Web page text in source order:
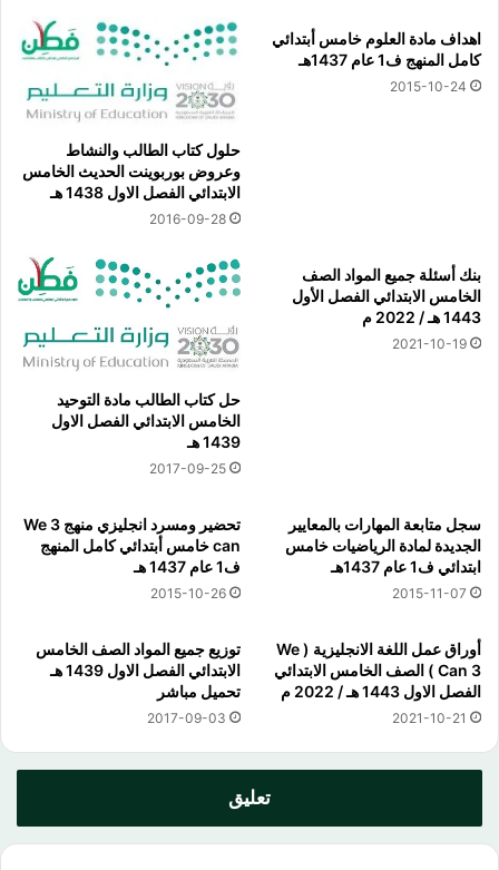
اهداف مادة العلوم خامس أبتدائي
كامل المنهج ف1 عام 1437هـ
2015-10-24
حلول كتاب الطالب والنشاط
وعروض بوربوينت الحديث الخامس
الابتدائي الفصل الاول 1438 هـ
2016-09-28
بنك أسئلة جميع المواد الصف
الخامس الابتدائي الفصل الأول
1443 هـ / 2022 م
2021-10-19
حل كتاب الطالب مادة التوحيد
الخامس الابتدائي الفصل الاول
1439 هـ
2017-09-25
سجل متابعة المهارات بالمعايير
الجديدة لمادة الرياضيات خامس
ابتدائي ف1 عام 1437هـ
2015-11-07
تحضير ومسرد انجليزي منهج 3 We
can خامس أبتدائي كامل المنهج
ف1 عام 1437 هـ
2015-10-26
أوراق عمل اللغة الانجليزية ( We
Can 3 ) الصف الخامس الابتدائي
الفصل الاول 1443 هـ / 2022 م
2021-10-21
توزيع جميع المواد الصف الخامس
الابتدائي الفصل الاول 1439 هـ
تحميل مباشر
2017-09-03
تعليق